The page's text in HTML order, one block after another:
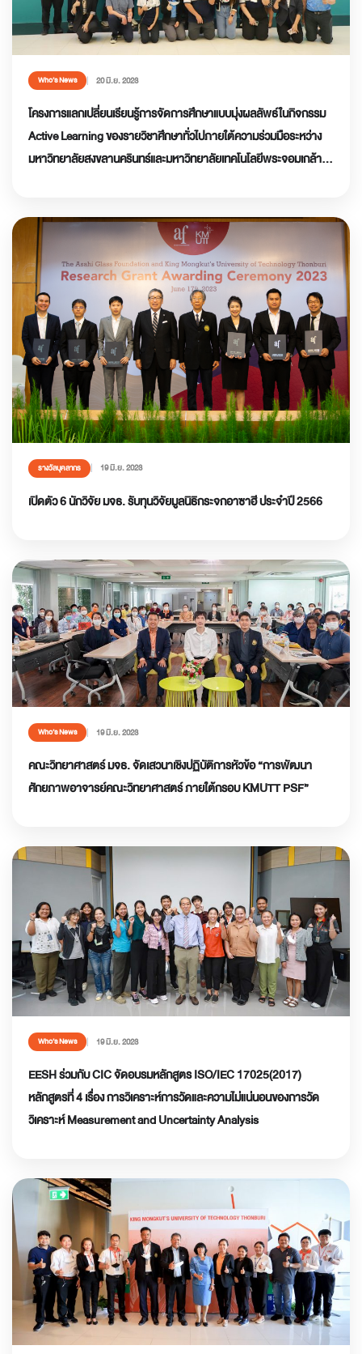
Who’s News 20 มิ.ย. 2023
โครงการแลกเปลี่ยนเรียนรู้การจัดการศึกษาแบบมุ่งผลลัพธ์ในกิจกรรม
Active Learning ของรายวิชาศึกษาทั่วไปภายใต้ความร่วมมือระหว่าง
มหาวิทยาลัยสงขลานครินทร์และมหาวิทยาลัยเทคโนโลยีพระจอมเกล้า
รางวัลบุคลากร 19 มิ.ย. 2023
เปิดตัว 6 นักวิจัย มจธ. รับทุนวิจัยมูลนิธิกระจกอาซาฮี ประจำปี 2566
Who’s News 19 มิ.ย. 2023
คณะวิทยาศาสตร์ มจธ. จัดเสวนาเชิงปฏิบัติการหัวข้อ “การพัฒนา
ศักยภาพอาจารย์คณะวิทยาศาสตร์ ภายใต้กรอบ KMUTT PSF”
Who’s News 19 มิ.ย. 2023
EESH ร่วมกับ CIC จัดอบรมหลักสูตร ISO/IEC 17025(2017)
หลักสูตรที่ 4 เรื่อง การวิเคราะห์การวัดและความไม่แน่นอนของการวัด
วิเคราะห์ Measurement and Uncertainty Analysis